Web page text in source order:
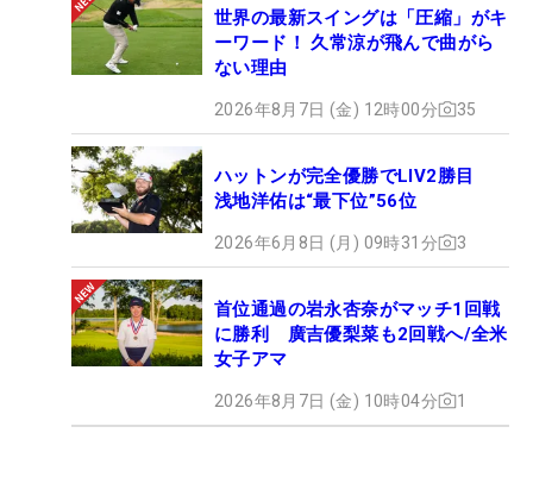
世界の最新スイングは「圧縮」がキ
ーワード！ 久常涼が飛んで曲がら
ない理由
2026年8月7日 (金) 12時00分 35
ハットンが完全優勝でLIV2勝目
浅地洋佑は“最下位”56位
2026年6月8日 (月) 09時31分 3
首位通過の岩永杏奈がマッチ1回戦
に勝利 廣吉優梨菜も2回戦へ/全米
女子アマ
2026年8月7日 (金) 10時04分 1